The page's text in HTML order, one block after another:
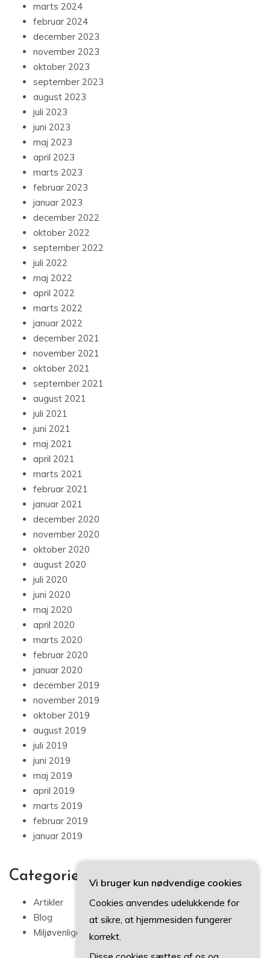
marts 2024
februar 2024
december 2023
november 2023
oktober 2023
september 2023
august 2023
juli 2023
juni 2023
maj 2023
april 2023
marts 2023
februar 2023
januar 2023
december 2022
oktober 2022
september 2022
juli 2022
maj 2022
april 2022
marts 2022
januar 2022
december 2021
november 2021
oktober 2021
september 2021
august 2021
juli 2021
juni 2021
maj 2021
april 2021
marts 2021
februar 2021
januar 2021
december 2020
november 2020
oktober 2020
august 2020
juli 2020
juni 2020
maj 2020
april 2020
marts 2020
februar 2020
januar 2020
december 2019
november 2019
oktober 2019
august 2019
juli 2019
juni 2019
maj 2019
april 2019
marts 2019
februar 2019
januar 2019
Categories
Artikler
Blog
Miljøvenlige tips
Vi bruger kun nødvendige cookies
Cookies anvendes udelukkende for
at sikre, at hjemmesiden fungerer
korrekt.